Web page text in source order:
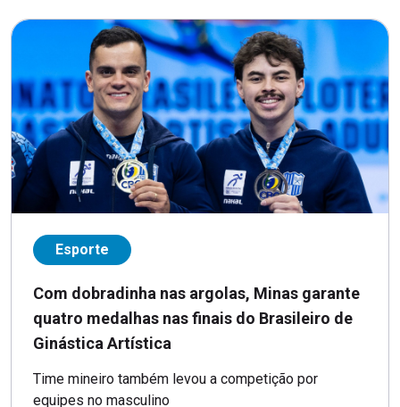
Esporte
Com dobradinha nas argolas, Minas garante
quatro medalhas nas finais do Brasileiro de
Ginástica Artística
Time mineiro também levou a competição por
equipes no masculino